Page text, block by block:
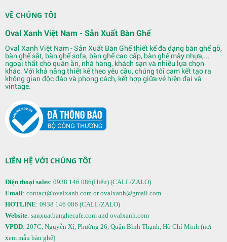
Quầy Bar 123
Quầy Bar 122
VỀ CHÚNG TÔI
Oval Xanh Việt Nam - Sản Xuất Bàn Ghế
Oval Xanh Việt Nam - Sản Xuất Bàn Ghế thiết kế đa dạng bàn ghế gỗ,
bàn ghế sắt, bàn ghế sofa, bàn ghế cao cấp, bàn ghế mây nhựa,...
ngoại thất cho quán ăn, nhà hàng, khách sạn và nhiều lựa chọn
khác. Với khả năng thiết kế theo yêu cầu, chúng tôi cam kết tạo ra
không gian độc đáo và phong cách, kết hợp giữa vẻ hiện đại và
vintage.
LIÊN HỆ VỚI CHÚNG TÔI
Điện thoại sales: 0938 146 086(Hiếu) (CALL/ZALO).
Email: contact@ovalxanh.com or ovalxanh@gmail.com
HOTLINE: 0938 146 086 (CALL/ZALO)
Website: sanxuatbanghecafe.com and ovalxanh.com
VPDD: 207C, Nguyễn Xí, Phường 26, Quận Bình Thạnh, Hồ Chí Minh (nơi
xem mẫu bàn ghế)